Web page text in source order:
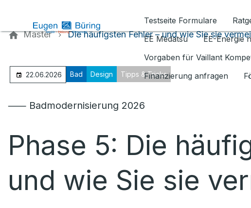
Testseite Formulare
EE Medatsu
EE-Energie
Vorgaben für Vaillant
Finanzierung anfragen
Master Die häufigsten Fehler – und wie Sie sie
22.06.2026 Bad Design Tipps & Tricks
⸺ Badmodernisierung 2026
Phase 5: Die
und wie Sie sie